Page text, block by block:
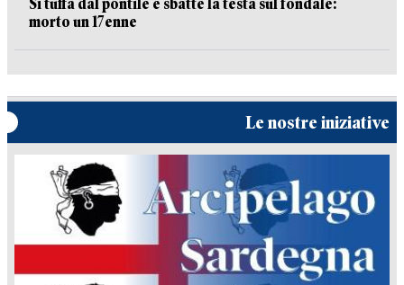
Si tuffa dal pontile e sbatte la testa sul fondale:
morto un 17enne
Le nostre iniziative